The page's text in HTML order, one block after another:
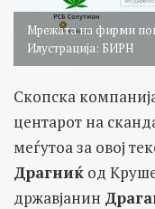
Мрежата на фирми
Илустрација: БИРН
Скопска
центарот на
меѓутоа за овој
Драгниќ од
државјанин